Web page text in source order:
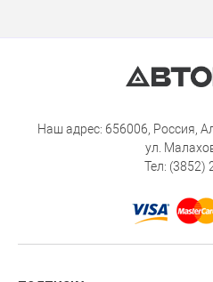
Наш адрес: 656006, Россия,
ул.
Тел: (3852)